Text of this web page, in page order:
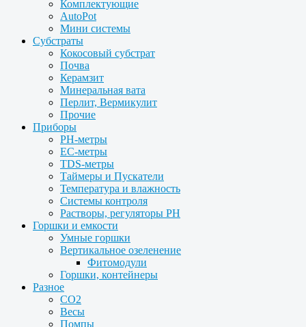
Комплектующие
AutoPot
Мини системы
Субстраты
Кокосовый субстрат
Почва
Керамзит
Минеральная вата
Перлит, Вермикулит
Прочие
Приборы
PH-метры
EC-метры
TDS-метры
Таймеры и Пускатели
Температура и влажность
Системы контроля
Растворы, регуляторы PH
Горшки и емкости
Умные горшки
Вертикальное озеленение
Фитомодули
Горшки, контейнеры
Разное
CO2
Весы
Помпы